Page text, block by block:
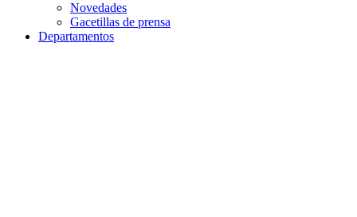
Novedades
Gacetillas de prensa
Departamentos